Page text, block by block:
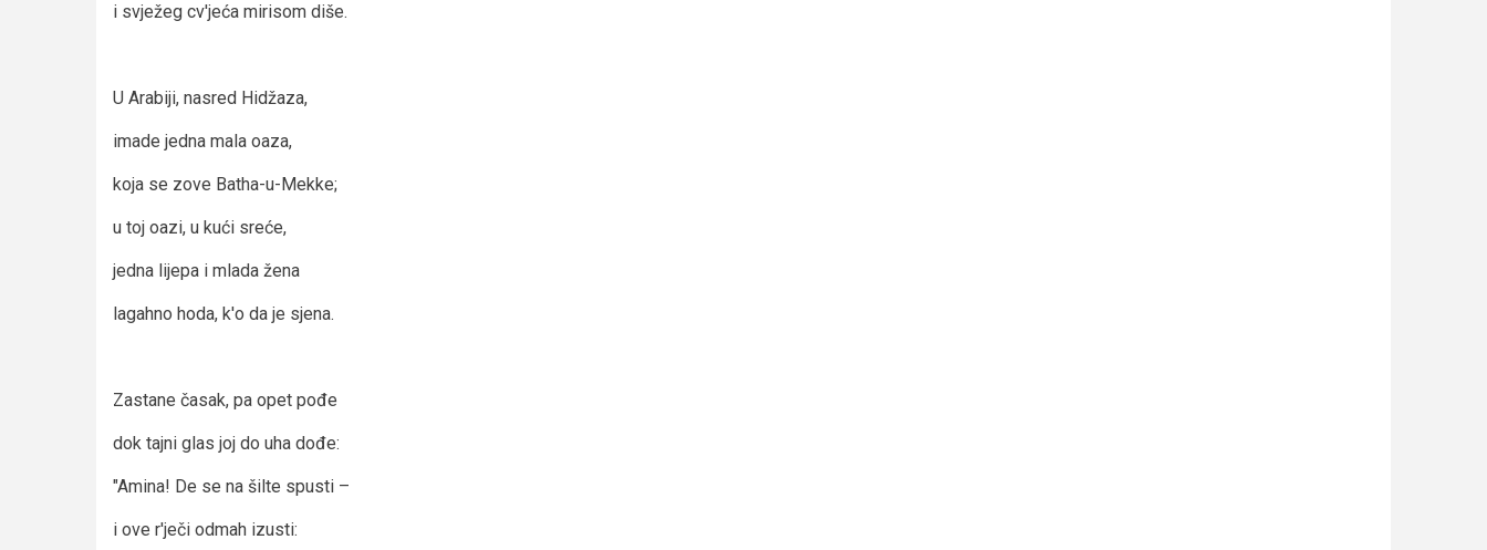
­i svježeg cv'jeća mirisom diše.
U Arabiji, nasred Hidžaza,
imade jedna mala oaza,
koja se zove Batha-u-Mekke;
u toj oazi, u kući sreće,
jedna lijepa i mlada žena
lagahno hoda, k'o da je sjena.
Zastane časak, pa opet pođe
dok tajni glas joj do uha dođe:
"Amina! De se na šilte spusti –
­i ove r'ječi odmah izusti: